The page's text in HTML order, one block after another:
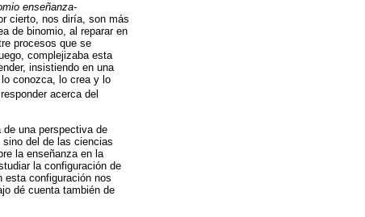
enseñanza-
cierto, nos diría, son más
de binomio, al reparar en
procesos que se
complejizaba esta
insistiendo en una
conozca, lo crea y lo
acerca del
una perspectiva de
del de las ciencias
la enseñanza en la
la configuración de
esta configuración nos
dé cuenta también de